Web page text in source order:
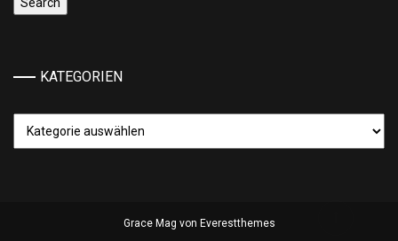
KATEGORIEN
Grace Mag von Everestthemes